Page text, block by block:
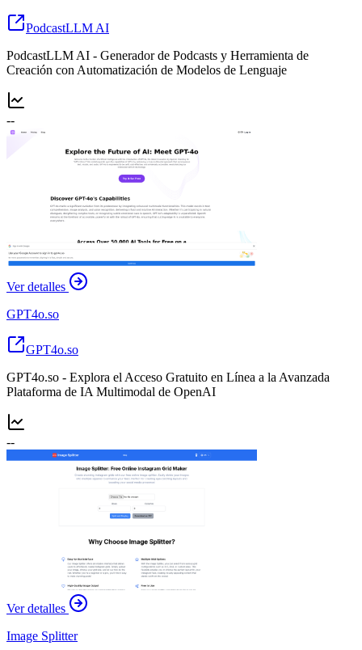
PodcastLLM AI
PodcastLLM AI - Generador de Podcasts y Herramienta de
Creación con Automatización de Modelos de Lenguaje
--
Ver detalles
GPT4o.so
GPT4o.so
GPT4o.so - Explora el Acceso Gratuito en Línea a la Avanzada
Plataforma de IA Multimodal de OpenAI
--
Ver detalles
Image Splitter